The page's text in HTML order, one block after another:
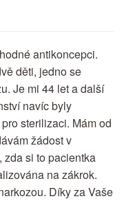
antikoncepci.
děti, jedno se
Je mi 44 let a další
navíc byly
sterilizaci. Mám od
žádost v
zda si to pacientka
na zákrok.
Díky za Vaše